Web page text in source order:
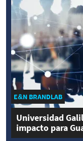
E&N BRANDLAB
Universidad
impacto para